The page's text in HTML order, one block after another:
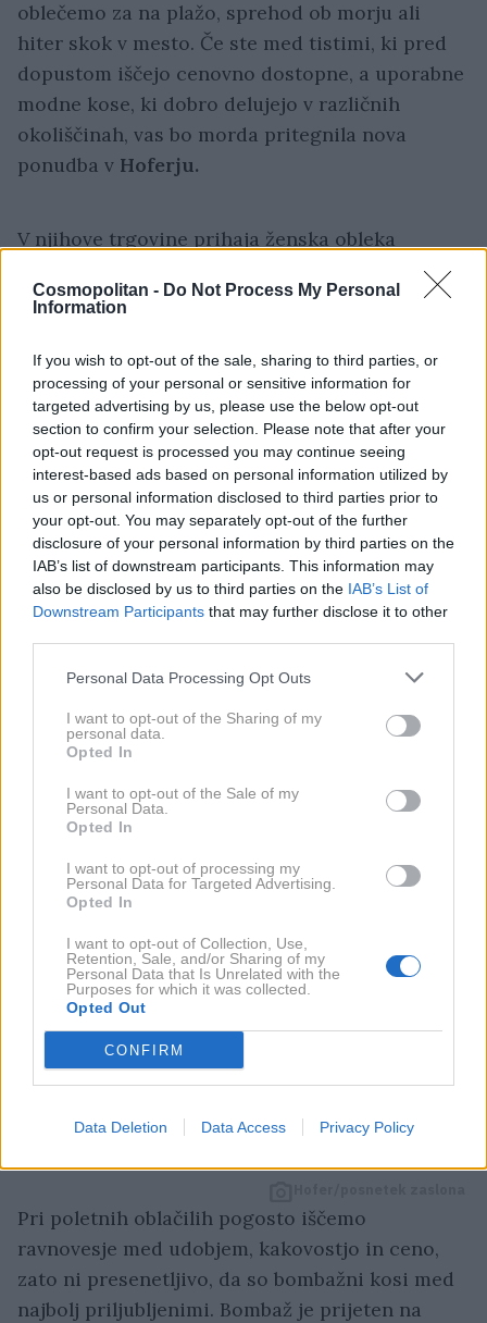
Cosmopolitan - Do Not Process My Personal
Information
If you wish to opt-out of the sale, sharing to third parties, or
processing of your personal or sensitive information for
targeted advertising by us, please use the below opt-out
section to confirm your selection. Please note that after your
opt-out request is processed you may continue seeing
interest-based ads based on personal information utilized by
us or personal information disclosed to third parties prior to
your opt-out. You may separately opt-out of the further
disclosure of your personal information by third parties on the
IAB’s list of downstream participants. This information may
also be disclosed by us to third parties on the IAB’s List of
Downstream Participants that may further disclose it to other
Personal Data Processing Opt Outs
I want to opt-out of the Sharing of my
personal data.
Opted In
I want to opt-out of the Sale of my
Personal Data.
Opted In
I want to opt-out of processing my
Personal Data for Targeted Advertising.
Opted In
I want to opt-out of Collection, Use,
Retention, Sale, and/or Sharing of my
Personal Data that Is Unrelated with the
Purposes for which it was collected.
Opted Out
CONFIRM
Data Deletion Data Access Privacy Policy
oblečemo za na plažo, sprehod ob morju ali
hiter skok v mesto. Če ste med tistimi, ki pred
dopustom iščejo cenovno dostopne, a uporabne
modne kose, ki dobro delujejo v različnih
okoliščinah, vas bo morda pritegnila nova
ponudba v Hoferju.
V njihove trgovine prihaja ženska obleka
6,78
evra! Gre za preprost poletni kos iz
materiala primeren tudi za najbolj vroče dni.
Posebnost obleke je, da je na voljo v več
različnih modelih in barvnih različicah, zato
lahko vsaka najde kroj in vzorec, ki ji najbolj
ustreza. Dobite jo tako v umirjeni bež različici
kot s tropskimi vzorci, ki bodo poskrbeli za
opazen videz. Nosite jo lahko samostojno kot
tuniko za na plažo ali pa jo dopolnite z modnimi
2 / 2
Pri poletnih oblačilih pogosto iščemo
ravnovesje med udobjem, kakovostjo in ceno,
zato ni presenetljivo, da so bombažni kosi med
najbolj priljubljenimi. Bombaž je prijeten na